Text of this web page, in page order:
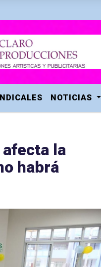
NOTICIAS
la
habrá